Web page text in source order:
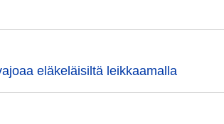
eläkeläisiltä leikkaamalla